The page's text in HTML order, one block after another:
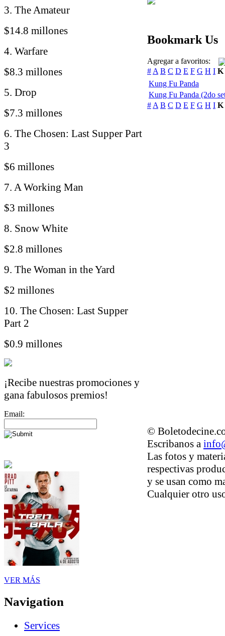
3. The Amateur
$14.8 millones
4. Warfare
$8.3 millones
5. Drop
$7.3 millones
6. The Chosen: Last Supper Part
3
$6 millones
7. A Working Man
$3 millones
8. Snow White
$2.8 millones
9. The Woman in the Yard
$2 millones
10. The Chosen: Last Supper
Part 2
$0.9 millones
¡Recibe nuestras promociones y
gana fabulosos premios!
Email:
VER MÁS
Navigation
Services
Bookmark Us
Agregar a favoritos:
# A B C D E F G H I K
Kung Fu Panda
Kung Fu Panda (2do
# A B C D E F G H I K
©
Escribanos a
Las fotos y
respectivas
y se usan como
Cualquier otro